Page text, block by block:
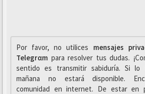
Por favor, no utilices mensajes
Telegrαm para resolver tus dudas.
sentido es transmitir sabiduría. Si lo
mañana no estará disponible.
comunidad en internet. De estar en